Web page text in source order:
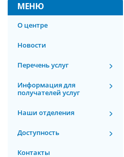
МЕНЮ
О центре
Новости
Перечень услуг
Информация для
получателей услуг
Наши отделения
Доступность
Контакты